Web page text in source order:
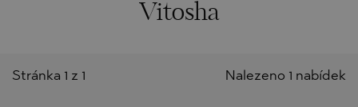
Vitosha
Nalezeno 1 nabídek
Stránka 1 z 1